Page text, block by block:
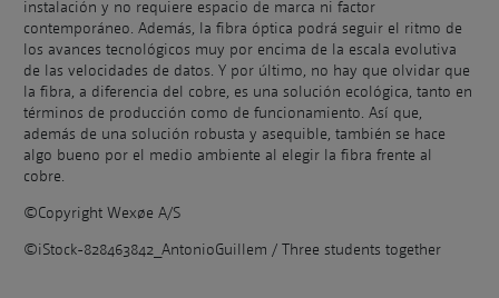
instalación y no requiere espacio de marca ni factor
contemporáneo. Además, la fibra óptica podrá seguir el ritmo de
los avances tecnológicos muy por encima de la escala evolutiva
de las velocidades de datos. Y por último, no hay que olvidar que
la fibra, a diferencia del cobre, es una solución ecológica, tanto en
términos de producción como de funcionamiento. Así que,
además de una solución robusta y asequible, también se hace
algo bueno por el medio ambiente al elegir la fibra frente al
cobre.
©Copyright Wexøe A/S
©iStock-828463842_AntonioGuillem / Three students together